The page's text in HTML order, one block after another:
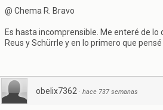
@ Chema R. Bravo
Es hasta incomprensible. Me enteré de lo
Reus y Schürrle y en lo primero que
obelix7362 · hace 737 semanas